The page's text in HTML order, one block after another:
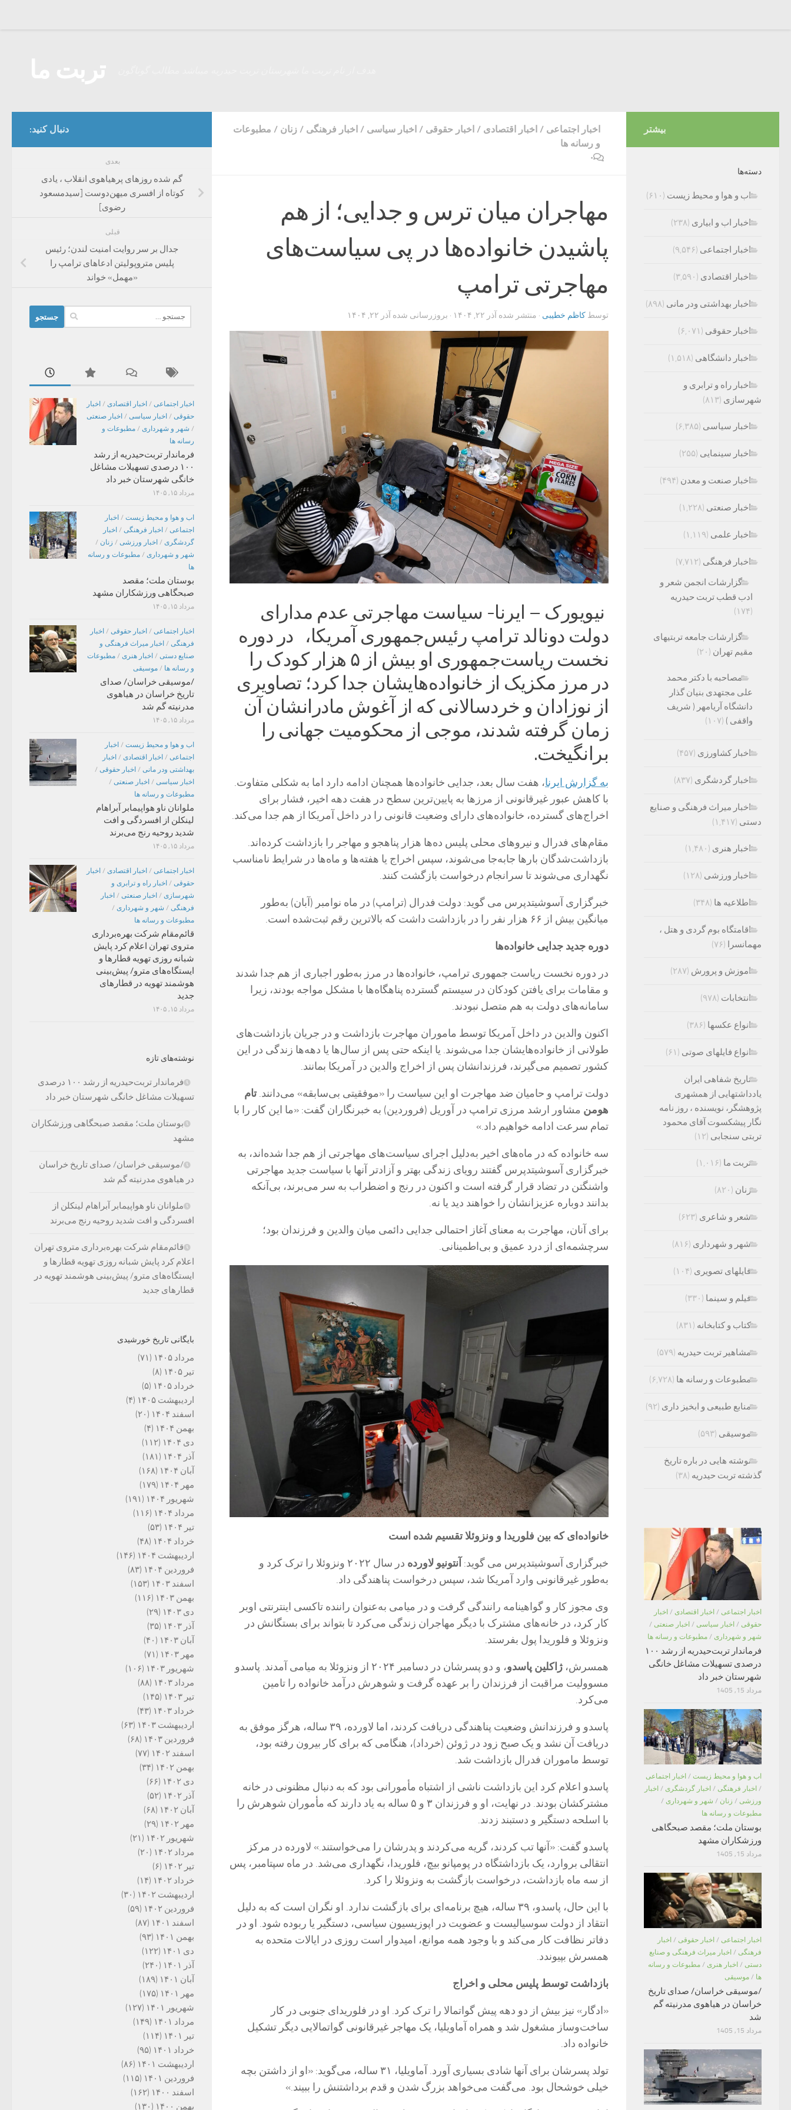
اخبار اجتماعی / اخبار اقتصادی / اخبار حقوقی / اخبار سیاسی / اخبار فرهنگی / زنان / مطبوعات
و رسانه ها
۰
مهاجران میان ترس و جدایی؛ از هم
پاشیدن خانواده‌ها در پی سیاست‌های
مهاجرتی ترامپ
توسط کاظم خطیبی · منتشر شده آذر ۲۲, ۱۴۰۴ · بروزرسانی شده آذر ۲۲, ۱۴۰۴
نیویورک – ایرنا- سیاست مهاجرتی عدم مدارای
دولت دونالد ترامپ رئیس‌جمهوری آمریکا، در دوره
نخست ریاست‌جمهوری او بیش از ۵ هزار کودک را
در مرز مکزیک از خانواده‌هایشان جدا کرد؛ تصاویری
از نوزادان و خردسالانی که از آغوش مادرانشان آن
زمان گرفته شدند، موجی از محکومیت جهانی را
برانگیخت.
به گزارش ایرنا، هفت سال بعد، جدایی خانواده‌ها همچنان ادامه دارد اما به شکلی متفاوت.
با کاهش عبور غیرقانونی از مرزها به پایین‌ترین سطح در هفت دهه اخیر، فشار برای
اخراج‌های گسترده، خانواده‌های دارای وضعیت قانونی را در داخل آمریکا از هم جدا می‌کند.
مقام‌های فدرال و نیروهای محلی پلیس ده‌ها هزار پناهجو و مهاجر را بازداشت کرده‌اند.
بازداشت‌شدگان بارها جابه‌جا می‌شوند، سپس اخراج یا هفته‌ها و ماه‌ها در شرایط نامناسب
نگهداری می‌شوند تا سرانجام درخواست بازگشت کنند.
خبرگزاری آسوشیتدپرس می گوید: دولت فدرال (ترامپ) در ماه نوامبر (آبان) به‌طور
میانگین بیش از ۶۶ هزار نفر را در بازداشت داشت که بالاترین رقم ثبت‌شده است.
دوره جدید جدایی خانواده‌ها
در دوره نخست ریاست جمهوری ترامپ، خانواده‌ها در مرز به‌طور اجباری از هم جدا شدند
و مقامات برای یافتن کودکان در سیستم گسترده پناهگاه‌ها با مشکل مواجه بودند، زیرا
سامانه‌های دولت به هم متصل نبودند.
اکنون والدین در داخل آمریکا توسط ماموران مهاجرت بازداشت و در جریان بازداشت‌های
طولانی از خانواده‌هایشان جدا می‌شوند. یا اینکه حتی پس از سال‌ها یا دهه‌ها زندگی در این
کشور تصمیم می‌گیرند، فرزندانشان پس از اخراج والدین در آمریکا بمانند.
دولت ترامپ و حامیان ضد مهاجرت او این سیاست را «موفقیتی بی‌سابقه» می‌دانند. تام
هومن مشاور ارشد مرزی ترامپ در آوریل (فروردین) به خبرنگاران گفت: «ما این کار را با
تمام سرعت ادامه خواهیم داد.»
سه خانواده که در ماه‌های اخیر به‌دلیل اجرای سیاست‌های مهاجرتی از هم جدا شده‌اند، به
خبرگزاری آسوشیتدپرس گفتند رویای زندگی بهتر و آزادتر آنها با سیاست جدید مهاجرتی
واشنگتن در تضاد قرار گرفته است و اکنون در رنج و اضطراب به سر می‌برند، بی‌آنکه
بدانند دوباره عزیزانشان را خواهند دید یا نه.
برای آنان، مهاجرت به معنای آغاز احتمالی جدایی دائمی میان والدین و فرزندان بود؛
سرچشمه‌ای از درد عمیق و بی‌اطمینانی.
خانواده‌ای که بین فلوریدا و ونزوئلا تقسیم شده است
خبرگزاری آسوشیتدپرس می گوید: آنتونیو لاورده
در سال ۲۰۲۲ ونزوئلا را ترک کرد و
به‌طور غیرقانونی وارد آمریکا شد، سپس درخواست پناهندگی داد.
وی مجوز کار و گواهینامه رانندگی گرفت و در میامی به‌عنوان راننده تاکسی اینترنتی اوبر
کار کرد، در خانه‌های مشترک با دیگر مهاجران زندگی می‌کرد تا بتواند برای بستگانش در
ونزوئلا و فلوریدا پول بفرستد.
همسرش، ژاکلین پاسدو
، و دو پسرشان در دسامبر ۲۰۲۴ از ونزوئلا به میامی آمدند. پاسدو
مسوولیت مراقبت از فرزندان را بر عهده گرفت و شوهرش درآمد خانواده را تامین
می‌کرد.
پاسدو و فرزندانش وضعیت پناهندگی دریافت کردند، اما لاورده، ۳۹ ساله، هرگز موفق به
دریافت آن نشد و یک صبح زود در ژوئن (خرداد)، هنگامی که برای کار بیرون رفته بود،
توسط ماموران فدرال بازداشت شد.
پاسدو اعلام کرد این بازداشت ناشی از اشتباه مأمورانی بود که به دنبال مظنونی در خانه
مشترکشان بودند. در نهایت، او و فرزندان ۳ و ۵ ساله به یاد دارند که مأموران شوهرش را
با اسلحه دستگیر و دستبند زدند.
پاسدو گفت: «آنها تب کردند، گریه می‌کردند و پدرشان را می‌خواستند.» لاورده در مرکز
انتقالی بروارد، یک بازداشتگاه در پومپانو بیچ، فلوریدا، نگهداری می‌شد. در ماه سپتامبر، پس
از سه ماه بازداشت، درخواست بازگشت به ونزوئلا را کرد.
با این حال، پاسدو، ۳۹ ساله، هیچ برنامه‌ای برای بازگشت ندارد. او نگران است که به دلیل
انتقاد از دولت سوسیالیست و عضویت در اپوزیسیون سیاسی، دستگیر یا ربوده شود. او در
دفاتر نظافت کار می‌کند و با وجود همه موانع، امیدوار است روزی در ایالات متحده به
همسرش بپیوندد.
بازداشت توسط پلیس محلی و اخراج
«ادگار» نیز بیش از دو دهه پیش گواتمالا را ترک کرد. او در فلوریدای جنوبی در کار
ساخت‌وساز مشغول شد و همراه آماویلیا، یک مهاجر غیرقانونی گواتمالایی دیگر تشکیل
خانواده داد.
تولد پسرشان برای آنها شادی بسیاری آورد. آماویلیا، ۳۱ ساله، می‌گوید: «او از داشتن بچه
خیلی خوشحال بود. می‌گفت می‌خواهد بزرگ شدن و قدم برداشتنش را ببیند.»
دنبال کنید:
بعدی
گم شده روزهای پرهیاهوی انقلاب ، یادی
کوتاه از افسری میهن‌دوست [سیدمسعود
رضوی]
قبلی
جدال بر سر روایت امنیت لندن؛ رئیس
پلیس متروپولیتن ادعاهای ترامپ را
«مهمل» خواند
برای:
اخبار اجتماعی / اخبار اقتصادی / اخبار
حقوقی / اخبار سیاسی / اخبار صنعتی
/ شهر و شهرداری / مطبوعات و
رسانه ها
فرماندار تربت‌حیدریه از رشد
۱۰۰ درصدی تسهیلات مشاغل
خانگی شهرستان خبر داد
مرداد ۱۵, ۱۴۰۵
اب و هوا و محیط زیست / اخبار
اجتماعی / اخبار فرهنگی / اخبار
گردشگری / اخبار ورزشی / زنان /
شهر و شهرداری / مطبوعات و رسانه
ها
بوستان ملت؛ مقصد
صبحگاهی ورزشکاران مشهد
مرداد ۱۵, ۱۴۰۵
اخبار اجتماعی / اخبار حقوقی / اخبار
فرهنگی / اخبار میراث فرهنگی و
صنایع دستی / اخبار هنری / مطبوعات
و رسانه ها / موسیقی
/موسیقی خراسان/ صدای
تاریخ خراسان در هیاهوی
مدرنیته گم شد
مرداد ۱۵, ۱۴۰۵
اب و هوا و محیط زیست / اخبار
اجتماعی / اخبار اقتصادی / اخبار
بهداشتی ودر مانی / اخبار حقوقی /
اخبار سیاسی / اخبار صنعتی /
مطبوعات و رسانه ها
ملوانان ناو هواپیمابر آبراهام
لینکلن از افسردگی و افت
شدید روحیه رنج می‌برند
مرداد ۱۵, ۱۴۰۵
اخبار اجتماعی / اخبار اقتصادی / اخبار
حقوقی / اخبار راه و ترابری و
شهرسازی / اخبار صنعتی / اخبار
فرهنگی / شهر و شهرداری /
مطبوعات و رسانه ها
قائم‌مقام شرکت بهره‌برداری
متروی تهران اعلام کرد پایش
شبانه روزی تهویه قطارها و
ایستگاه‌های مترو/ پیش‌بینی
هوشمند تهویه در قطارهای
جدید
مرداد ۱۵, ۱۴۰۵
نوشته‌های تازه
فرماندار تربت‌حیدریه از رشد ۱۰۰ درصدی
تسهیلات مشاغل خانگی شهرستان خبر داد
بوستان ملت؛ مقصد صبحگاهی ورزشکاران
مشهد
/موسیقی خراسان/ صدای تاریخ خراسان
در هیاهوی مدرنیته گم شد
ملوانان ناو هواپیمابر آبراهام لینکلن از
افسردگی و افت شدید روحیه رنج می‌برند
قائم‌مقام شرکت بهره‌برداری متروی تهران
اعلام کرد پایش شبانه روزی تهویه قطارها و
ایستگاه‌های مترو/ پیش‌بینی هوشمند تهویه در
قطارهای جدید
بایگانی تاریخ خورشیدی
مرداد ۱۴۰۵
(۷۱)
تیر ۱۴۰۵
(۸)
خرداد ۱۴۰۵
(۵)
اردیبهشت ۱۴۰۵
(۴)
اسفند ۱۴۰۴
(۲۰)
بهمن ۱۴۰۴
(۴)
دی ۱۴۰۴
(۱۱۲)
آذر ۱۴۰۴
(۱۸۱)
آبان ۱۴۰۴
(۱۶۸)
مهر ۱۴۰۴
(۱۷۹)
شهریور ۱۴۰۴
(۱۹۱)
مرداد ۱۴۰۴
(۱۱۶)
تیر ۱۴۰۴
(۵۳)
خرداد ۱۴۰۴
(۴۸)
اردیبهشت ۱۴۰۴
(۱۴۶)
فروردین ۱۴۰۴
(۸۳)
اسفند ۱۴۰۳
(۱۵۳)
بهمن ۱۴۰۳
(۱۱۶)
دی ۱۴۰۳
(۲۹)
آذر ۱۴۰۳
(۳۵)
آبان ۱۴۰۳
(۴۰)
مهر ۱۴۰۳
(۷۱)
شهریور ۱۴۰۳
(۱۰۶)
مرداد ۱۴۰۳
(۸۸)
تیر ۱۴۰۳
(۱۴۵)
خرداد ۱۴۰۳
(۴۳)
اردیبهشت ۱۴۰۳
(۶۳)
فروردین ۱۴۰۳
(۶۸)
اسفند ۱۴۰۲
(۷۷)
بهمن ۱۴۰۲
(۳۴)
دی ۱۴۰۲
(۶۶)
آذر ۱۴۰۲
(۵۲)
آبان ۱۴۰۲
(۶۸)
مهر ۱۴۰۲
(۲۹)
شهریور ۱۴۰۲
(۲۱)
مرداد ۱۴۰۲
(۲۰)
تیر ۱۴۰۲
(۶)
خرداد ۱۴۰۲
(۱۴)
اردیبهشت ۱۴۰۲
(۳۰)
فروردین ۱۴۰۲
(۵۹)
اسفند ۱۴۰۱
(۸۷)
بهمن ۱۴۰۱
(۹۳)
دی ۱۴۰۱
(۱۲۲)
آذر ۱۴۰۱
(۲۴۰)
آبان ۱۴۰۱
(۱۸۹)
مهر ۱۴۰۱
(۱۷۵)
شهریور ۱۴۰۱
(۱۲۷)
مرداد ۱۴۰۱
(۱۴۹)
تیر ۱۴۰۱
(۱۱۴)
خرداد ۱۴۰۱
(۹۵)
اردیبهشت ۱۴۰۱
(۸۶)
فروردین ۱۴۰۱
(۱۱۵)
اسفند ۱۴۰۰
(۱۶۲)
بهمن ۱۴۰۰
(۱۳۰)
بیشتر
دسته‌ها
اب و هوا و محیط زیست (۶۱۰)
اخبار اب و ابیاری (۲۳۸)
اخبار اجتماعی (۹,۵۴۶)
اخبار اقتصادی (۳,۵۹۰)
اخبار بهداشتی ودر مانی (۸۹۸)
اخبار حقوقی (۶,۰۷۱)
اخبار دانشگاهی (۱,۵۱۸)
اخبار راه و ترابری و
شهرسازی (۸۱۳)
اخبار سیاسی (۶,۳۸۵)
اخبار سینمایی (۲۵۵)
اخبار صنعت و معدن (۴۹۴)
اخبار صنعتی (۱,۲۲۸)
اخبار علمی (۱,۱۱۹)
اخبار فرهنگی (۷,۷۱۲)
گزارشات انجمن شعر و
ادب قطب تربت حیدریه
(۱۷۴)
گزارشات جامعه تربتیهای
مقیم تهران (۲۰)
مصاحبه با دکتر محمد
علی مجتهدی بنیان گذار
دانشگاه آریامهر ( شریف
واقفی ) (۱۰۷)
اخبار کشاورزی (۴۵۷)
اخبار گردشگری (۸۳۷)
اخبار میراث فرهنگی و صنایع
دستی (۱,۴۱۷)
اخبار هنری (۱,۴۸۰)
اخبار ورزشی (۱۲۸)
اطلاعیه ها (۳۴۸)
اقامتگاه بوم گردی و هتل ،
مهمانسرا (۷۶)
اموزش و پرورش (۲۸۷)
انتخابات (۹۷۸)
انواع عکسها (۳۸۶)
انواع فایلهای صوتی (۶۱)
تاریخ شفاهی ایران
یادداشتهایی از همشهری
پژوهشگر، نویسنده ، روز نامه
نگار پیشکسوت آقای محمود
تربتی سنجابی (۱۲)
تربت ما (۱,۰۱۶)
زنان (۸۲۰)
شعر و شاعری (۶۲۳)
شهر و شهرداری (۸۱۶)
فایلهای تصویری (۱۰۴)
فیلم و سینما (۳۳۰)
کتاب و کتابخانه (۸۳۱)
مشاهیر تربت حیدریه (۵۷۹)
مطبوعات و رسانه ها (۶,۷۲۸)
منابع طبیعی و ابخیز داری (۹۲)
موسیقی (۵۹۳)
نوشته هایی در باره تاریخ
گذشته تربت حیدریه (۳۸)
اخبار اجتماعی / اخبار اقتصادی / اخبار
حقوقی / اخبار سیاسی / اخبار صنعتی /
شهر و شهرداری / مطبوعات و رسانه ها
فرماندار تربت‌حیدریه از رشد ۱۰۰
درصدی تسهیلات مشاغل خانگی
شهرستان خبر داد
مرداد 15, 1405
اب و هوا و محیط زیست / اخبار اجتماعی
/ اخبار فرهنگی / اخبار گردشگری / اخبار
ورزشی / زنان / شهر و شهرداری /
مطبوعات و رسانه ها
بوستان ملت؛ مقصد صبحگاهی
ورزشکاران مشهد
مرداد 15, 1405
اخبار اجتماعی / اخبار حقوقی / اخبار
فرهنگی / اخبار میراث فرهنگی و صنایع
دستی / اخبار هنری / مطبوعات و رسانه
ها / موسیقی
/موسیقی خراسان/ صدای تاریخ
خراسان در هیاهوی مدرنیته گم
شد
مرداد 15, 1405